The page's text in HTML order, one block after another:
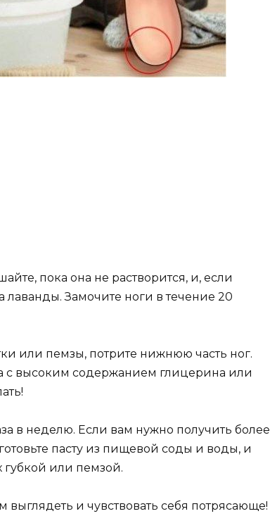
пока она не растворится, и, если
лаванды. Замочите ноги в течение 20
или пемзы, потрите нижнюю часть ног.
с высоким содержанием глицерина или
в неделю. Если вам нужно получить более
пасту из пищевой соды и воды, и
губкой или пемзой.
и чувствовать себя потрясающе!